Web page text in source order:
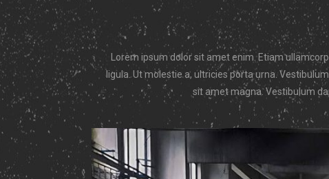
Lorem ipsum dolor sit amet enim. Etiam
ligula. Ut molestie a, ultricies porta urna.
sit amet magna. Vestibulum